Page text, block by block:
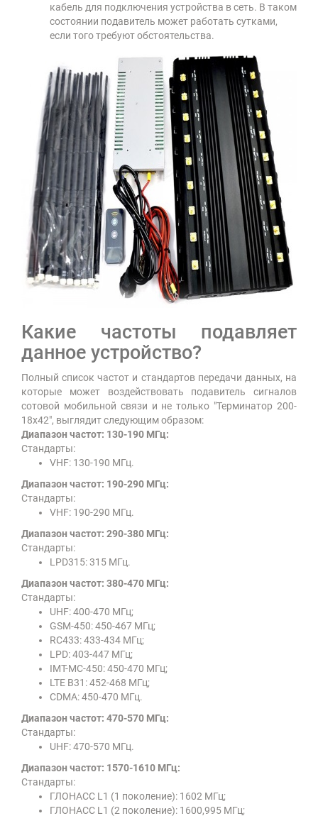
кабель для подключения устройства в сеть. В таком
состоянии подавитель может работать сутками,
если того требуют обстоятельства.
Какие частоты подавляет
данное устройство?
Полный список частот и стандартов передачи данных, на
которые может воздействовать подавитель сигналов
сотовой мобильной связи и не только "Терминатор 200-
18х42", выглядит следующим образом:
Диапазон частот: 130-190 МГц:
Стандарты:
VHF: 130-190 МГц.
Диапазон частот: 190-290 МГц:
Стандарты:
VHF: 190-290 МГц.
Диапазон частот: 290-380 МГц:
Стандарты:
LPD315: 315 МГц.
Диапазон частот: 380-470 МГц:
Стандарты:
UHF: 400-470 МГц;
GSM-450: 450-467 МГц;
RC433: 433-434 МГц;
LPD: 403-447 МГц;
IMT-MC-450: 450-470 МГц;
LTE B31: 452-468 МГц;
CDMA: 450-470 МГц.
Диапазон частот: 470-570 МГц:
Стандарты:
UHF: 470-570 МГц.
Диапазон частот: 1570-1610 МГц:
Стандарты:
ГЛОНАСС L1 (1 поколение): 1602 МГц;
ГЛОНАСС L1 (2 поколение): 1600,995 МГц;